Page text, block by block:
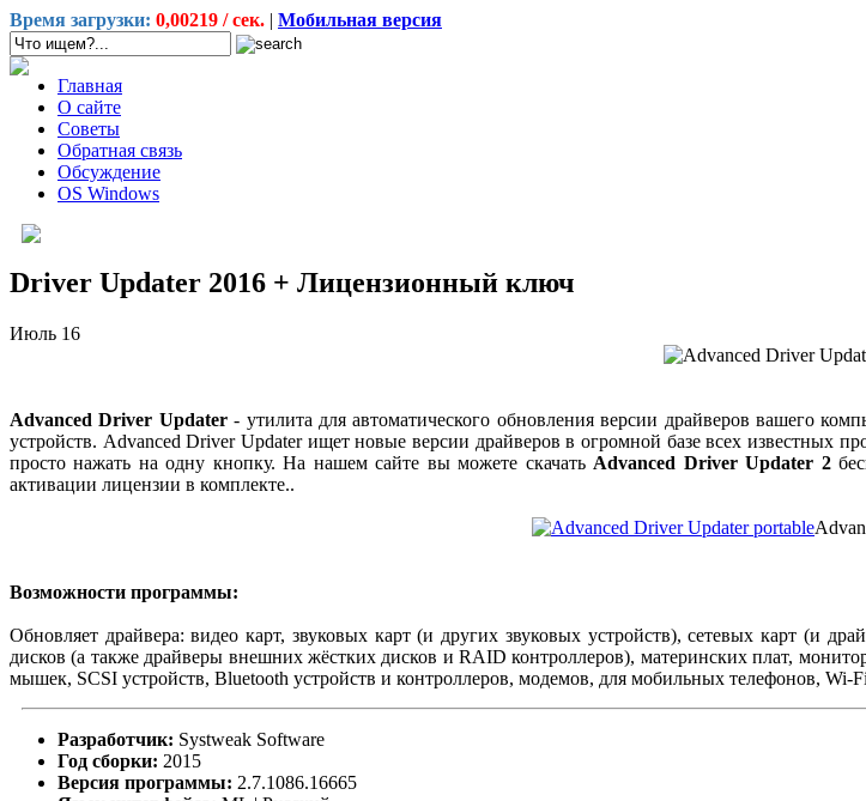
Время загрузки: 0,00219 / сек. | Мобильная версия
Главная
О сайте
Советы
Обратная связь
Обсуждение
OS Windows
Driver Updater 2016 + Лицензионный ключ
Июль 16
Advanced Driver Updater- утилита для автоматического обновления версии драйверов вашего
устройств. Advanced Driver Updater ищет новые версии драйверов в огромной базе всех известных
просто нажать на одну кнопку. На нашем сайте вы можете скачать Advanced Driver Updater 2
активации лицензии в комплекте..
Возможности программы:
Обновляет драйвера: видео карт, звуковых карт (и других звуковых устройств), сетевых карт (и
дисков (а также драйверы внешних жёстких дисков и RAID контроллеров), материнских плат,
мышек, SCSI устройств, Bluetooth устройств и контроллеров, модемов, для мобильных телефонов, Wi-
Разработчик: Systweak Software
Год сборки: 2015
Версия программы: 2.7.1086.16665